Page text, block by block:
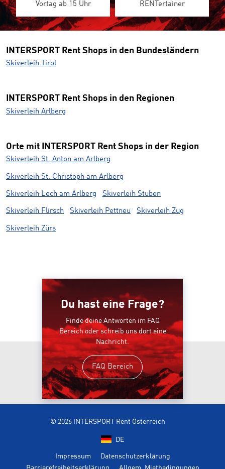
Vortag ab 15 Uhr
RENTertainer
INTERSPORT Rent Shops in den Bundesländern
Skiverleih Tirol
INTERSPORT Rent Shops in den Regionen
Skiverleih Arlberg
Orte mit INTERSPORT Rent Shops in der Region
Skiverleih St. Anton am Arlberg
Skiverleih St. Christoph am Arlberg
Skiverleih Lech am Arlberg Skiverleih Stuben
Skiverleih Flirsch Skiverleih Pettneu Skiverleih Zug
Skiverleih Zürs
Du hast eine Frage?
Finde deine Antworten im FAQ
Bereich oder schreib uns dort eine
Nachricht.
FAQ Bereich
© 2026 INTERSPORT Rent Österreich
DE
Impressum
Datenschutzerklärung